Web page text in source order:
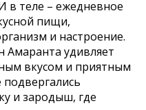
в теле – ежедневное
пищи,
и настроение.
Амаранта удивляет
вкусом и приятным
и зародыш, где